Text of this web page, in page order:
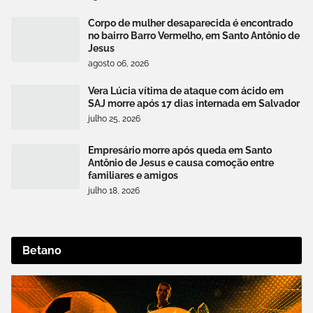
Corpo de mulher desaparecida é encontrado
no bairro Barro Vermelho, em Santo Antônio de
Jesus
agosto 06, 2026
Vera Lúcia vítima de ataque com ácido em
SAJ morre após 17 dias internada em Salvador
julho 25, 2026
Empresário morre após queda em Santo
Antônio de Jesus e causa comoção entre
familiares e amigos
julho 18, 2026
Betano